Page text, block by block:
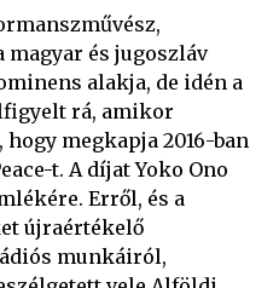
magyar és jugoszláv
alakja, de idén a
rá, amikor
megkapja 2016-ban
t. A díjat Yoko Ono
Erről, és a
újraértékelő
munkáiról,